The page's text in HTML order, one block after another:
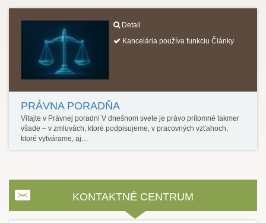
Detail
Kancelária používa funkciu Články
PRÁVNA PORADŇA
Vitajte v Právnej poradni V dnešnom svete je právo prítomné takmer
všade – v zmluvách, ktoré podpisujeme, v pracovných vzťahoch,
ktoré vytvárame, aj…
KONTAKTNÉ CENTRUM